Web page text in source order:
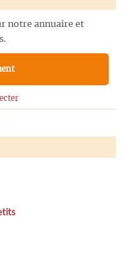
notre annuaire et